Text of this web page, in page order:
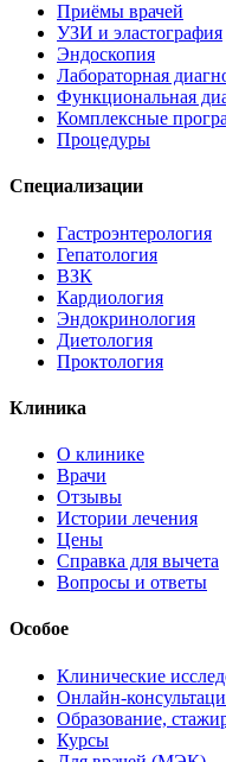
Приёмы врачей
УЗИ и эластография
Эндоскопия
Лабораторная
Функциональная
Комплексные
Процедуры
Специализации
Гастроэнтерология
Гепатология
ВЗК
Кардиология
Эндокринология
Диетология
Проктология
Клиника
О клинике
Врачи
Отзывы
Истории лечения
Цены
Справка для вычета
Вопросы и ответы
Особое
Клинические
Онлайн-
Образование,
Курсы